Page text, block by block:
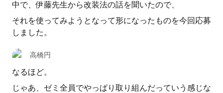
中で、伊藤先生から改装法の話を聞いたので、
それを使ってみようとなって形になったものを今回応募
しました。
高橋円
なるほど。
じゃあ、ゼミ全員でやっぱり取り組んだっていう感じな